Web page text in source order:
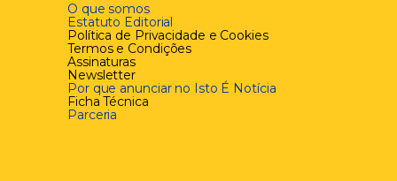
O que somos
Estatuto Editorial
Política de Privacidade e Cookies
Termos e Condições
Assinaturas
Newsletter
Por que anunciar no Isto É Notícia
Ficha Técnica
Parceria